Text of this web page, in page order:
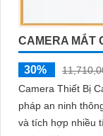
CAMERA MẮT
30%
Camera Thiết Bị
pháp an ninh
và tích hợp nhiều tính